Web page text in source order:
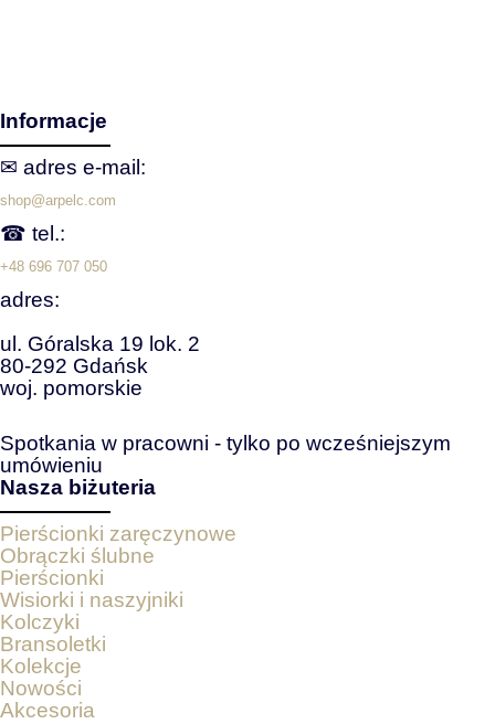
Informacje
✉ adres e‑mail:
shop@arpelc.com
☎ tel.:
+48 696 707 050
adres:
ul. Góralska 19 lok. 2
80-292 Gdańsk
woj. pomorskie
Spotkania w pracowni - tylko po wcześniejszym
umówieniu
Nasza biżuteria
Pierścionki zaręczynowe
Obrączki ślubne
Pierścionki
Wisiorki i naszyjniki
Kolczyki
Bransoletki
Kolekcje
Nowości
Akcesoria